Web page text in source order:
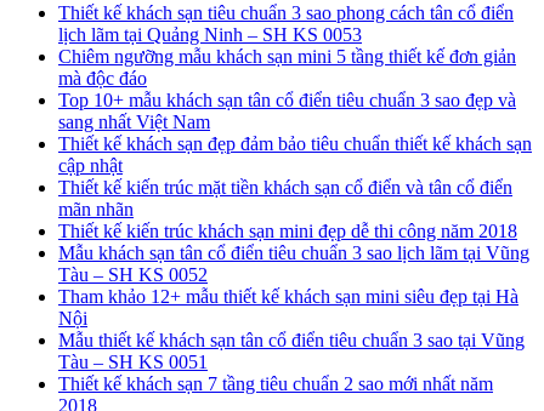
Thiết kế khách sạn tiêu chuẩn 3 sao phong cách tân cổ điển
lịch lãm tại Quảng Ninh – SH KS 0053
Chiêm ngưỡng mẫu khách sạn mini 5 tầng thiết kế đơn giản
mà độc đáo
Top 10+ mẫu khách sạn tân cổ điển tiêu chuẩn 3 sao đẹp và
sang nhất Việt Nam
Thiết kế khách sạn đẹp đảm bảo tiêu chuẩn thiết kế khách sạn
cập nhật
Thiết kế kiến trúc mặt tiền khách sạn cổ điển và tân cổ điển
mãn nhãn
Thiết kế kiến trúc khách sạn mini đẹp dễ thi công năm 2018
Mẫu khách sạn tân cổ điển tiêu chuẩn 3 sao lịch lãm tại Vũng
Tàu – SH KS 0052
Tham khảo 12+ mẫu thiết kế khách sạn mini siêu đẹp tại Hà
Nội
Mẫu thiết kế khách sạn tân cổ điển tiêu chuẩn 3 sao tại Vũng
Tàu – SH KS 0051
Thiết kế khách sạn 7 tầng tiêu chuẩn 2 sao mới nhất năm
2018